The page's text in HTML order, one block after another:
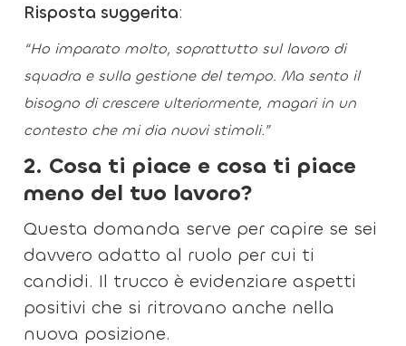
Risposta suggerita:
“Ho imparato molto, soprattutto sul lavoro di
squadra e sulla gestione del tempo. Ma sento il
bisogno di crescere ulteriormente, magari in un
contesto che mi dia nuovi stimoli.”
2. Cosa ti piace e cosa ti piace
meno del tuo lavoro?
Questa domanda serve per capire se sei
davvero adatto al ruolo per cui ti
candidi. Il trucco è evidenziare aspetti
positivi che si ritrovano anche nella
nuova posizione.